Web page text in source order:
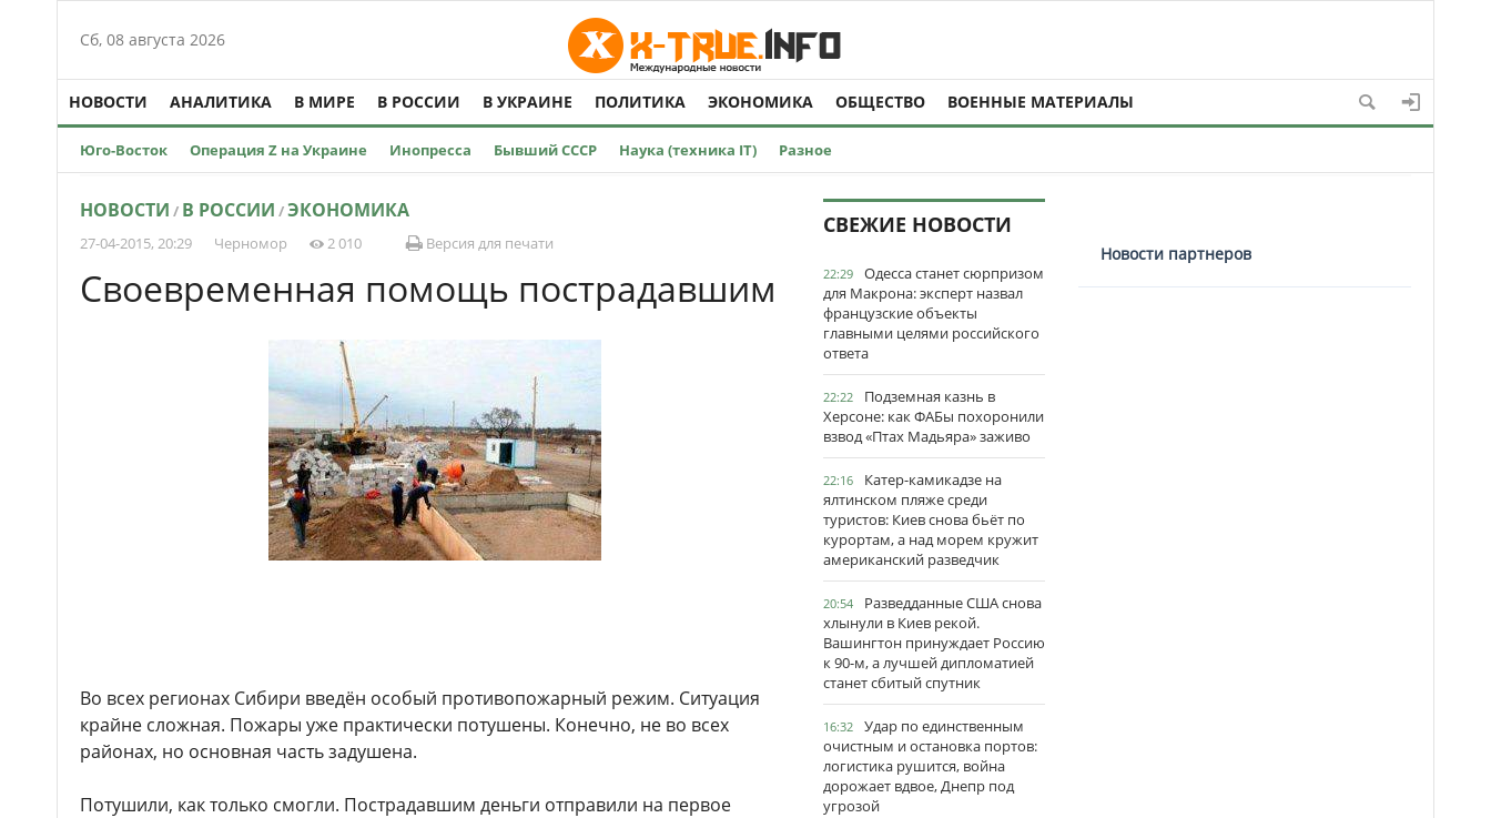
Сб, 08 августа 2026
НОВОСТИ АНАЛИТИКА В МИРЕ В РОССИИ В УКРАИНЕ ПОЛИТИКА ЭКОНОМИКА ОБЩЕСТВО ВОЕННЫЕ МАТЕРИАЛЫ
Юго-Восток Операция Z на Украине Инопресса Бывший СССР Наука (техника IT) Разное
НОВОСТИ / В РОССИИ /ЭКОНОМИКА
27-04-2015, 20:29 Черномор 2 010 Версия для печати
Своевременная помощь пострадавшим
Во всех регионах Сибири введён особый противопожарный режим. Ситуация
крайне сложная. Пожары уже практически потушены. Конечно, не во всех
районах, но основная часть задушена.
Потушили, как только смогли. Пострадавшим деньги отправили на первое
СВЕЖИЕ НОВОСТИ
22:29
Одесса станет сюрпризом
для Макрона: эксперт назвал
французские объекты
главными целями российского
ответа
22:22
Подземная казнь в
Херсоне: как ФАБы похоронили
взвод «Птах Мадьяра» заживо
22:16
Катер-камикадзе на
ялтинском пляже среди
туристов: Киев снова бьёт по
курортам, а над морем кружит
американский разведчик
20:54
Разведданные США снова
хлынули в Киев рекой.
Вашингтон принуждает Россию
к 90-м, а лучшей дипломатией
станет сбитый спутник
16:32
Удар по единственным
очистным и остановка портов:
логистика рушится, война
дорожает вдвое, Днепр под
угрозой
Новости партнеров